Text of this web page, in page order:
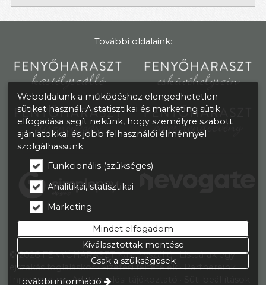
További oldalaink:
© 2026 FENYŐHARASZT Kastélyszálló
Listaárak egy
éjszakás foglaláskor
Fizetési feltételek
Partnereink
Impresszum
Adatkezelési tájékoztató
Weboldalunk a működéshez elengedhetetlen
sütiket használ. A statisztikai és marketing sütik
elfogadása segít nekünk, hogy személyre szabott
ajánlatokkal és jobb felhasználói élménnyel
szolgálhassunk.
Funkcionális (szükséges)
Analitikai, statisztikai
Marketing
Mindet elfogadom
Kiválasztottak mentése
Csak a szükségesek
További információ